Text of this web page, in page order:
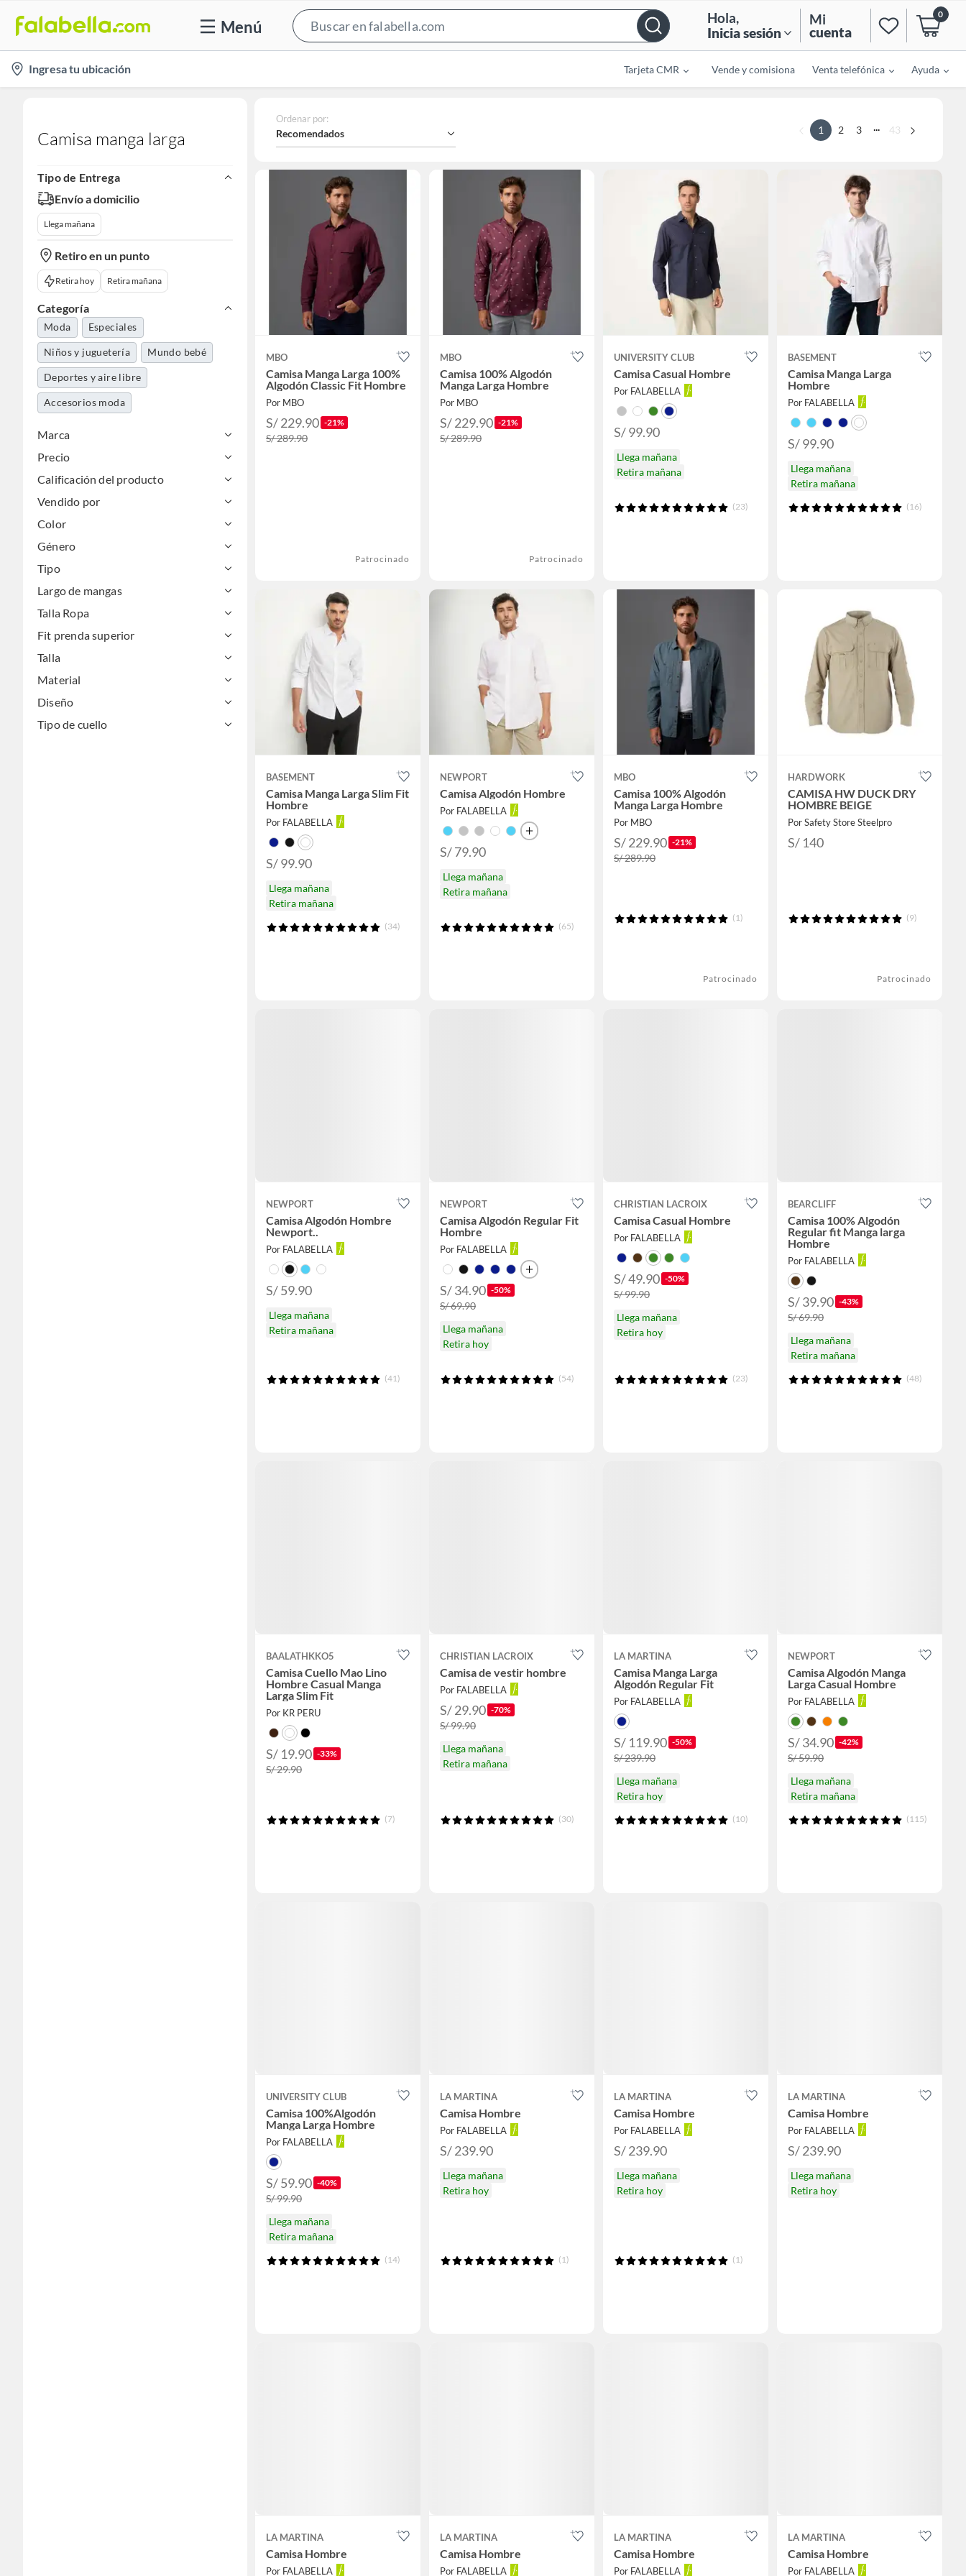
Menú
Bar
Hola,
Inicia sesión
Mi
cuenta
0
location-
icon
Ingresa tu ubicación Tarjeta CMR Vende y comisiona Venta telefónica Ayuda
Camisa manga larga
Tipo de Entrega
Envío a domicilio
Llega mañana
Retiro en un punto
Retira hoy Retira mañana
Categoría
Moda Especiales
Niños y juguetería Mundo bebé
Deportes y aire libre
Accesorios moda
Marca
Precio
Calificación del producto
Vendido por
Color
Género
Tipo
Largo de mangas
Talla Ropa
Fit prenda superior
Talla
Material
Diseño
Tipo de cuello
Ordenar por:
Recomendados 1 2 3 ... 43
MBO
Camisa Manga Larga 100%
Algodón Classic Fit Hombre
Por MBO
S/ 229.90 -21%
S/ 289.90
Patrocinado
MBO
Camisa 100% Algodón
Manga Larga Hombre
Por MBO
S/ 229.90 -21%
S/ 289.90
Patrocinado
UNIVERSITY CLUB
Camisa Casual Hombre
Por FALABELLA
S/ 99.90
Llega mañana
Retira mañana
(23)
BASEMENT
Camisa Manga Larga
Hombre
Por FALABELLA
S/ 99.90
Llega mañana
Retira mañana
(16)
BASEMENT
Camisa Manga Larga Slim Fit
Hombre
Por FALABELLA
S/ 99.90
Llega mañana
Retira mañana
(34)
NEWPORT
Camisa Algodón Hombre
Por FALABELLA
S/ 79.90
Llega mañana
Retira mañana
(65)
MBO
Camisa 100% Algodón
Manga Larga Hombre
Por MBO
S/ 229.90 -21%
S/ 289.90
(1)
Patrocinado
HARDWORK
CAMISA HW DUCK DRY
HOMBRE BEIGE
Por Safety Store Steelpro
S/ 140
(9)
Patrocinado
NEWPORT
Camisa Algodón Hombre
Newport..
Por FALABELLA
S/ 59.90
Llega mañana
Retira mañana
(41)
NEWPORT
Camisa Algodón Regular Fit
Hombre
Por FALABELLA
S/ 34.90 -50%
S/ 69.90
Llega mañana
Retira hoy
(54)
CHRISTIAN LACROIX
Camisa Casual Hombre
Por FALABELLA
S/ 49.90 -50%
S/ 99.90
Llega mañana
Retira hoy
(23)
BEARCLIFF
Camisa 100% Algodón
Regular fit Manga larga
Hombre
Por FALABELLA
S/ 39.90 -43%
S/ 69.90
Llega mañana
Retira mañana
(48)
BAALATHKKO5
Camisa Cuello Mao Lino
Hombre Casual Manga
Larga Slim Fit
Por KR PERU
S/ 19.90 -33%
S/ 29.90
(7)
CHRISTIAN LACROIX
Camisa de vestir hombre
Por FALABELLA
S/ 29.90 -70%
S/ 99.90
Llega mañana
Retira mañana
(30)
LA MARTINA
Camisa Manga Larga
Algodón Regular Fit
Por FALABELLA
S/ 119.90 -50%
S/ 239.90
Llega mañana
Retira hoy
(10)
NEWPORT
Camisa Algodón Manga
Larga Casual Hombre
Por FALABELLA
S/ 34.90 -42%
S/ 59.90
Llega mañana
Retira mañana
(115)
UNIVERSITY CLUB
Camisa 100%Algodón
Manga Larga Hombre
Por FALABELLA
S/ 59.90 -40%
S/ 99.90
Llega mañana
Retira mañana
(14)
LA MARTINA
Camisa Hombre
Por FALABELLA
S/ 239.90
Llega mañana
Retira hoy
(1)
LA MARTINA
Camisa Hombre
Por FALABELLA
S/ 239.90
Llega mañana
Retira hoy
(1)
LA MARTINA
Camisa Hombre
Por FALABELLA
S/ 239.90
Llega mañana
Retira hoy
LA MARTINA
Camisa Hombre
Por FALABELLA
LA MARTINA
Camisa Hombre
Por FALABELLA
LA MARTINA
Camisa Hombre
Por FALABELLA
LA MARTINA
Camisa Hombre
Por FALABELLA